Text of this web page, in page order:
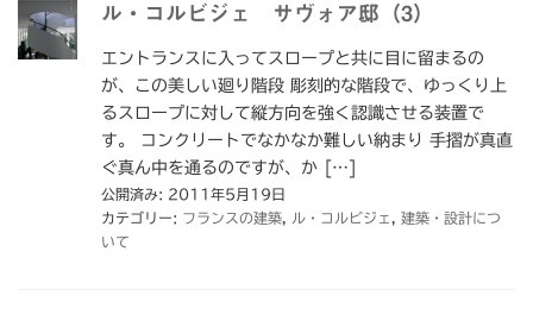
ル・コルビジェ サヴォア邸（3）
エントランスに入ってスロープと共に目に留まるの
が、この美しい廻り階段 彫刻的な階段で、ゆっくり上
るスロープに対して縦方向を強く認識させる装置で
す。 コンクリートでなかなか難しい納まり 手摺が真直
ぐ真ん中を通るのですが、か […]
公開済み: 2011年5月19日
カテゴリー: フランスの建築 ル・コルビジェ
建築・設計につ
いて